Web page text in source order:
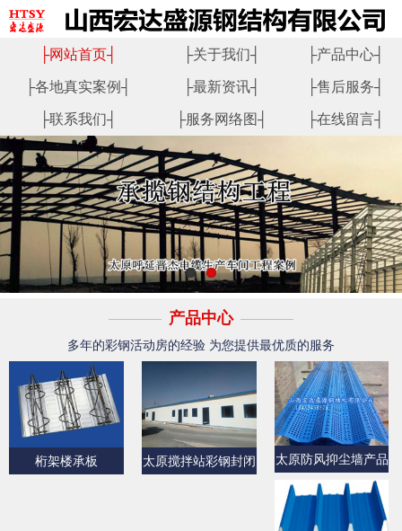
├网站首页┤ ├关于我们┤ ├产品中心┤
├各地真实案例┤ ├最新资讯┤ ├售后服务┤
├联系我们┤ ├服务网络图┤ ├在线留言┤
产品中心
多年的彩钢活动房的经验 为您提供最优质的服务
桁架楼承板
太原搅拌站彩钢封闭
太原防风抑尘墙产品
展示